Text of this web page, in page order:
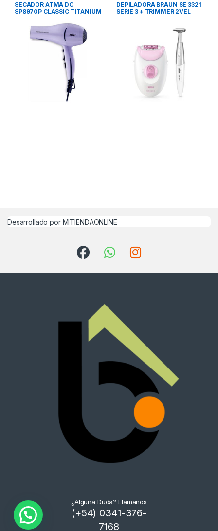
SECADOR ATMA DC
SP8970P CLASSIC TITANIUM
DEPILADORA BRAUN SE 3321
SERIE 3 + TRIMMER 2VEL
Desarrollado por MITIENDAONLINE
¿Alguna Duda? Llamanos
(+54) 0341-376-
7168